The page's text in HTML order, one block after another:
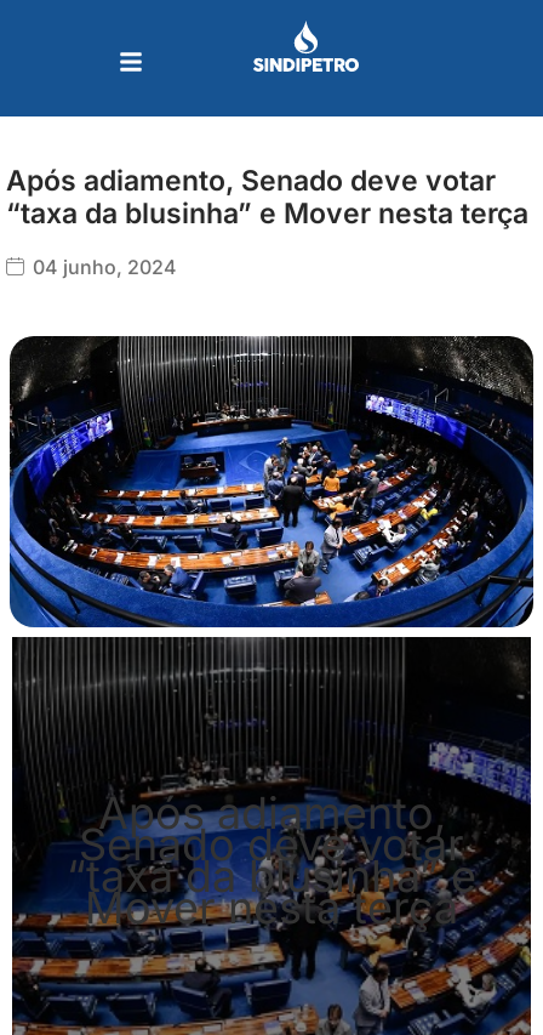
Após adiamento, Senado deve votar
“taxa da blusinha” e Mover nesta terça
04 junho, 2024
Após adiamento,
Senado deve votar
“taxa da blusinha” e
Mover nesta terça